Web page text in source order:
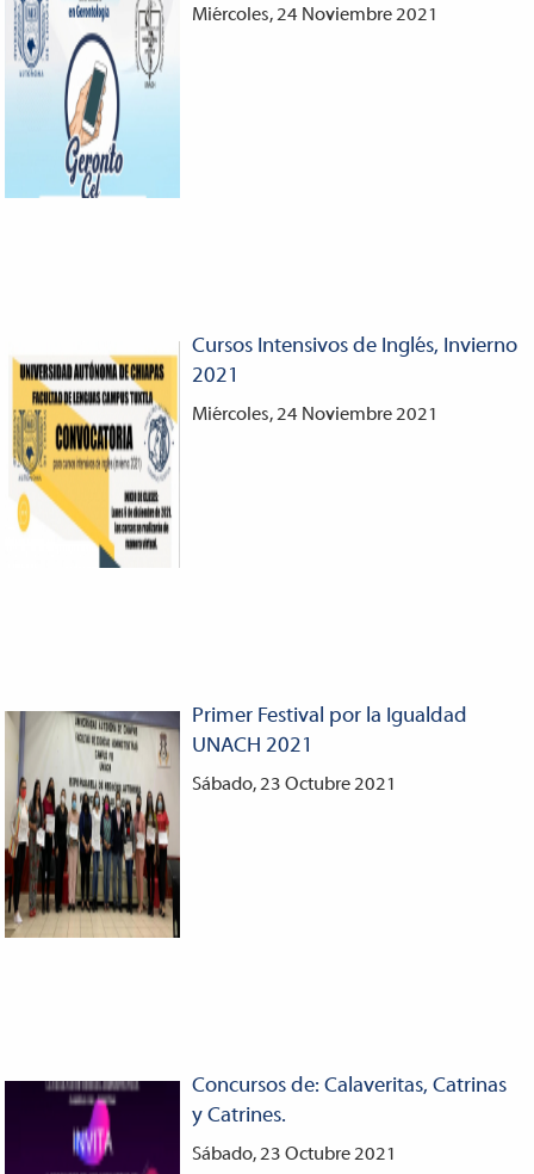
Miércoles, 24 Noviembre 2021
Cursos Intensivos de Inglés, Invierno
2021
Miércoles, 24 Noviembre 2021
Primer Festival por la Igualdad
UNACH 2021
Sábado, 23 Octubre 2021
Concursos de: Calaveritas, Catrinas
y Catrines.
Sábado, 23 Octubre 2021